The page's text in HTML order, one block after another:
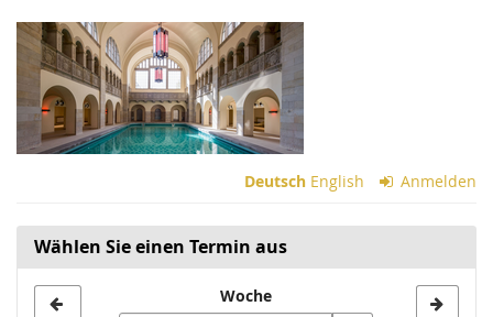
Zum
Haupt-
Inhalt
springen
Deutsch English Anmelden
Wählen Sie einen Termin aus
Woche